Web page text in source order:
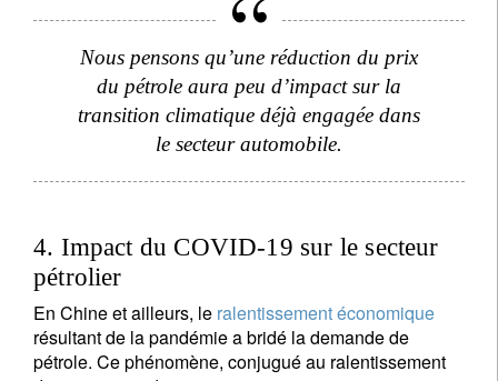
Nous pensons qu’une réduction du prix
du pétrole aura peu d’impact sur la
transition climatique déjà engagée dans
le secteur automobile.
4. Impact du COVID-19 sur le secteur
pétrolier
En Chine et ailleurs, le ralentissement économique
résultant de la pandémie a bridé la demande de
pétrole. Ce phénomène, conjugué au ralentissement
Last Name
Country of residence
notrepolitique de confidentialité.